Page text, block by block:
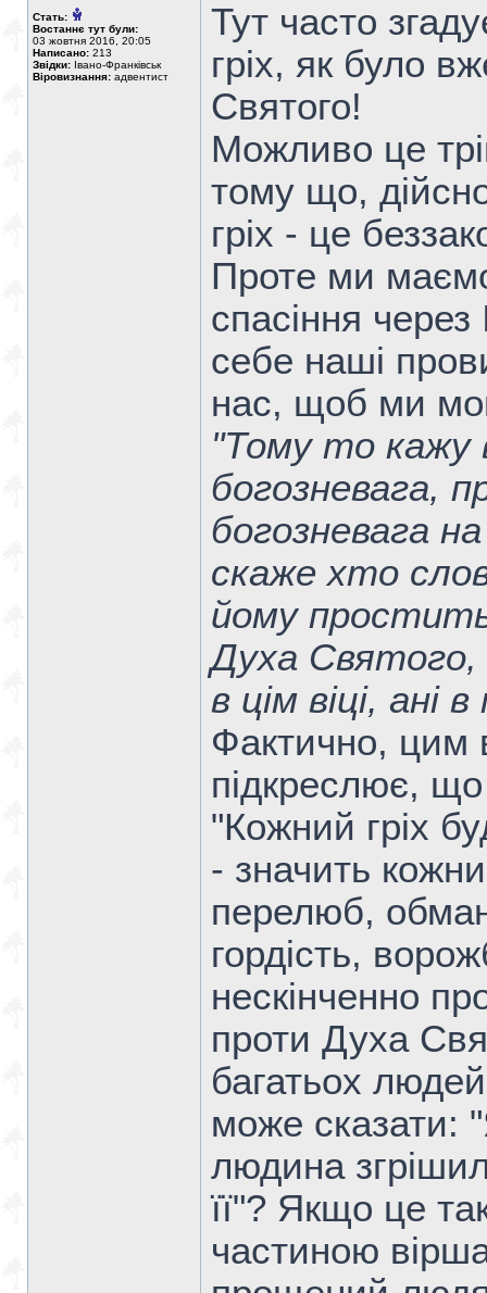
Стать:
Востаннє тут були:
03 жовтня 2016, 20:05
Написано: 213
Звідки: Івано-Франківськ
Віровизнання: адвентист
Тут часто
гріх, як було
Святого!
Можливо це
тому що,
гріх - це
Проте ми
спасіння
себе наші
нас, щоб ми
"Тому то кажу
богозневага,
богозневага
скаже хто
йому
Духа Святого,
в цім віці,
Фактично, цим
підкреслює,
"Кожний гріх
- значить
перелюб,
гордість,
нескінченно
проти Духа
багатьох
може сказати:
людина
її"? Якщо це
частиною